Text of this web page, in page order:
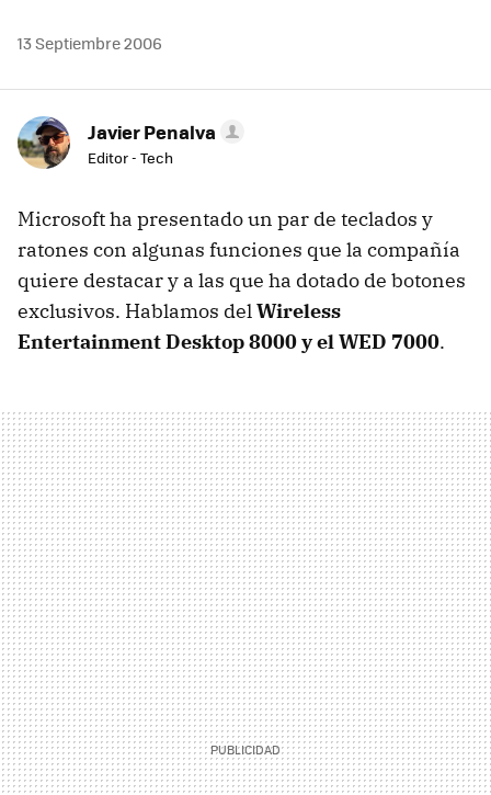
13 Septiembre 2006
Javier Penalva
Editor - Tech
Microsoft ha presentado un par de teclados y
ratones con algunas funciones que la compañía
quiere destacar y a las que ha dotado de botones
exclusivos. Hablamos delWireless
Entertainment Desktop 8000 y el WED 7000.